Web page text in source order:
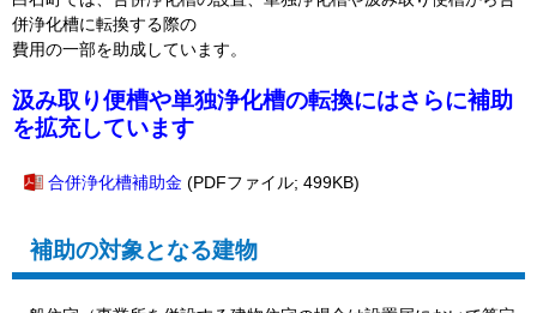
併浄化槽に転換する際の
費用の一部を助成しています。
汲み取り便槽や単独浄化槽の転換にはさらに補助
を拡充しています
合併浄化槽補助金 (PDFファイル; 499KB)
補助の対象となる建物